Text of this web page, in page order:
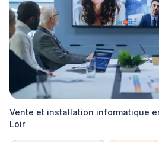
Vente et installation informatique
Loir